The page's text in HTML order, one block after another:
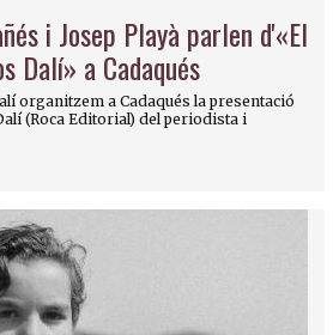
i Josep Playà parlen d'«El
Dalí» a Cadaqués
organitzem a Cadaqués la presentació
(Roca Editorial) del periodista i